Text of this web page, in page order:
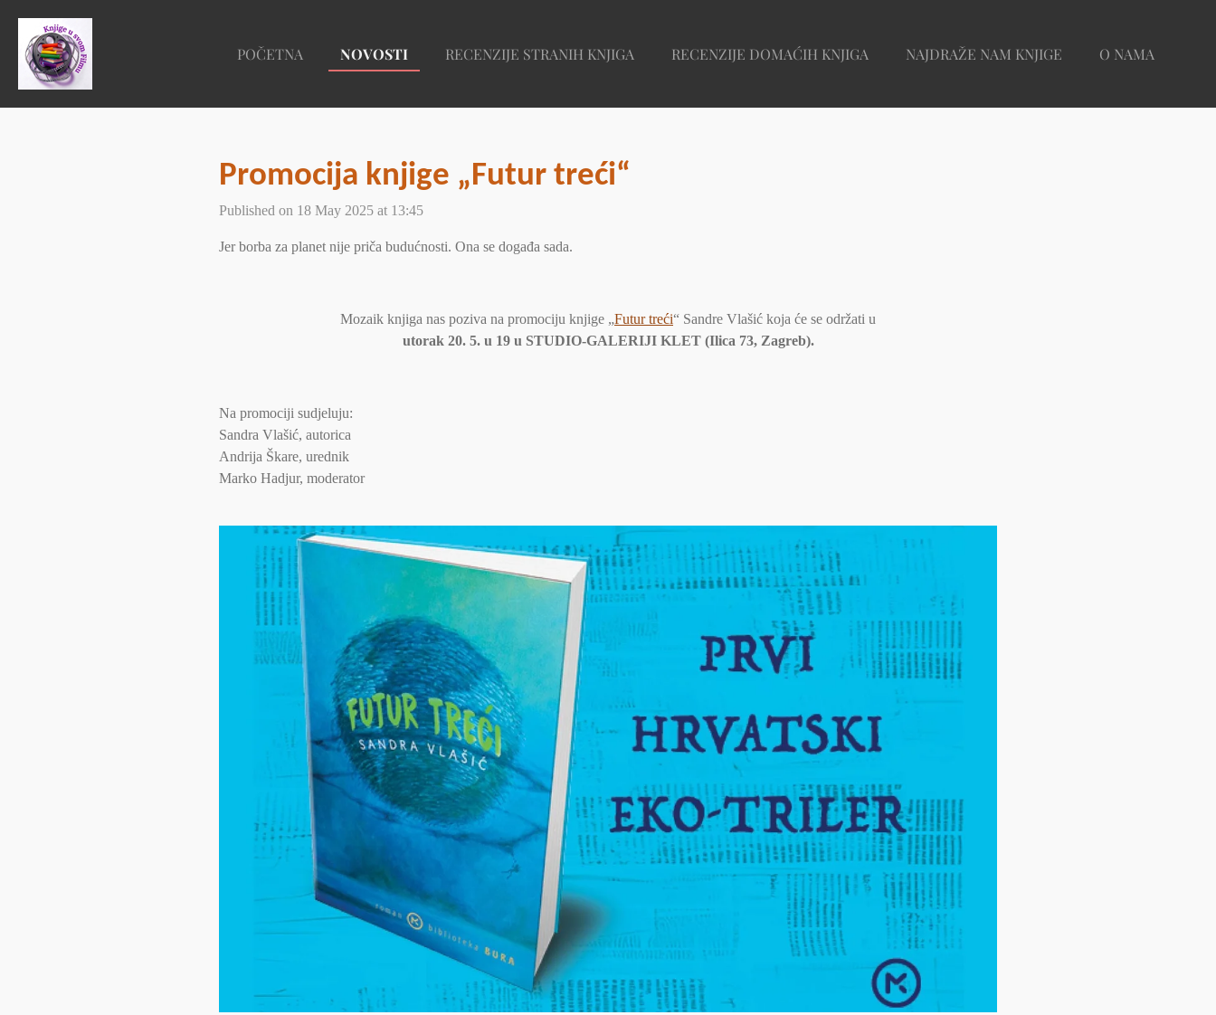
Skip
main
content
POČETNA NOVOSTI RECENZIJE STRANIH KNJIGA RECENZIJE DOMAĆIH KNJIGA NAJDRAŽE NAM KNJIGE O NAMA
Promocija knjige „Futur treći“
Published on 18 May 2025 at 13:45
Jer borba za planet nije priča budućnosti. Ona se događa sada.
Mozaik knjiga nas poziva na promociju knjige „Futur treći“ Sandre Vlašić koja će se održati u
utorak 20. 5. u 19 u STUDIO-GALERIJI KLET (Ilica 73, Zagreb).
Na promociji sudjeluju:
Sandra Vlašić, autorica
Andrija Škare, urednik
Marko Hadjur, moderator